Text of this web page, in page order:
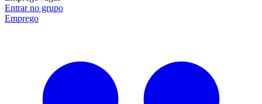
Entrar no grupo
Emprego